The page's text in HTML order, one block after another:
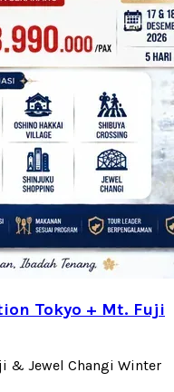
Tokyo + Mt. Fuji
& Jewel Changi Winter